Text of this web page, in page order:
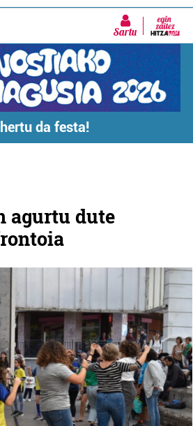
Sartu
da festa!
agurtu dute